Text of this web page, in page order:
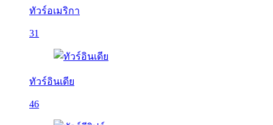
ทัวร์อเมริกา
31
ทัวร์อินเดีย
46